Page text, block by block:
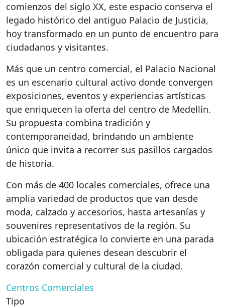
comienzos del siglo XX, este espacio conserva el
legado histórico del antiguo Palacio de Justicia,
hoy transformado en un punto de encuentro para
ciudadanos y visitantes.
Más que un centro comercial, el Palacio Nacional
es un escenario cultural activo donde convergen
exposiciones, eventos y experiencias artísticas
que enriquecen la oferta del centro de Medellín.
Su propuesta combina tradición y
contemporaneidad, brindando un ambiente
único que invita a recorrer sus pasillos cargados
de historia.
Con más de 400 locales comerciales, ofrece una
amplia variedad de productos que van desde
moda, calzado y accesorios, hasta artesanías y
souvenires representativos de la región. Su
ubicación estratégica lo convierte en una parada
obligada para quienes desean descubrir el
corazón comercial y cultural de la ciudad.
Centros Comerciales
Tipo